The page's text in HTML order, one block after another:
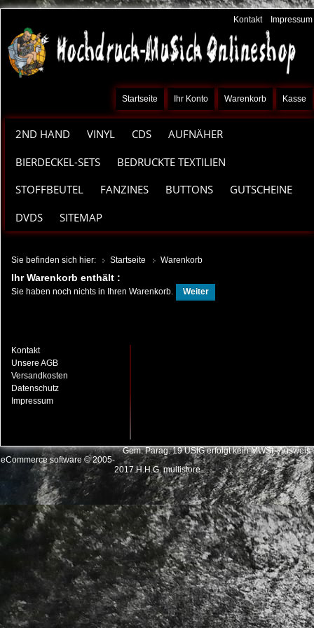
Kontakt Impressum
Kasse
Warenkorb
Ihr Konto
Startseite
2ND HAND VINYL CDS
AUFNÄHER
BIERDECKEL-SETS
BEDRUCKTE TEXTILIEN
STOFFBEUTEL
FANZINES BUTTONS
GUTSCHEINE
DVDS
SITEMAP
Sie befinden sich hier: Startseite Warenkorb
Ihr Warenkorb enthält :
Sie haben noch nichts in Ihren Warenkorb. Weiter
Kontakt
Unsere AGB
Versandkosten
Datenschutz
Impressum
Gem. Parag. 19 UStG erfolgt kein MWSt.-Ausweis
eCommerce software © 2005-
2017H.H.G. multistore